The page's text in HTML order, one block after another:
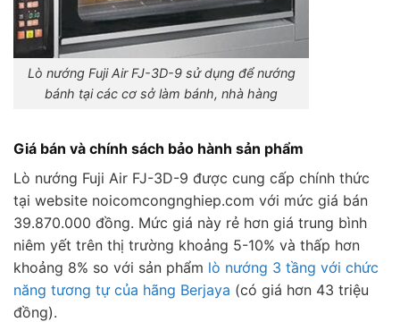
Lò nướng Fuji Air FJ-3D-9 sử dụng để nướng
bánh tại các cơ sở làm bánh, nhà hàng
Giá bán và chính sách bảo hành sản phẩm
Lò nướng Fuji Air FJ-3D-9 được cung cấp chính thức
tại website noicomcongnghiep.com với mức giá bán
39.870.000 đồng. Mức giá này rẻ hơn giá trung bình
niêm yết trên thị trường khoảng 5-10% và thấp hơn
khoảng 8% so với sản phẩm lò nướng 3 tầng với chức
năng tương tự của hãng Berjaya (có giá hơn 43 triệu
đồng).